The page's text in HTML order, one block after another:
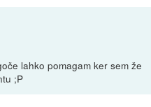
lahko pomagam ker sem že
;P